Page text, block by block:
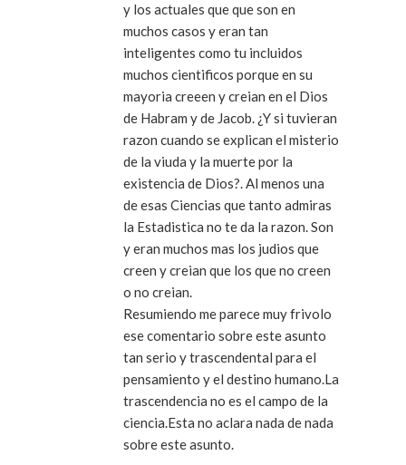
y los actuales que que son en
muchos casos y eran tan
inteligentes como tu incluidos
muchos cientificos porque en su
mayoria creeen y creian en el Dios
de Habram y de Jacob. ¿Y si tuvieran
razon cuando se explican el misterio
de la viuda y la muerte por la
existencia de Dios?. Al menos una
de esas Ciencias que tanto admiras
la Estadistica no te da la razon. Son
y eran muchos mas los judios que
creen y creian que los que no creen
o no creian.
Resumiendo me parece muy frivolo
ese comentario sobre este asunto
tan serio y trascendental para el
pensamiento y el destino humano.La
trascendencia no es el campo de la
ciencia.Esta no aclara nada de nada
sobre este asunto.